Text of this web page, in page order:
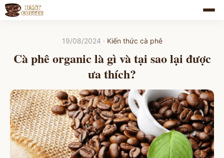
19/08/2024 · Kiến thức cà phê
Cà phê organic là gì và tại sao lại được
ưa thích?